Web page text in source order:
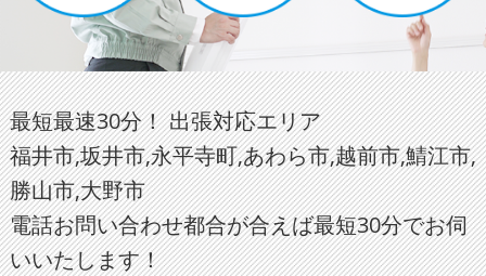
最短最速30分！ 出張対応エリア
福井市,坂井市,永平寺町,あわら市,越前市,鯖江市,
勝山市,大野市
電話お問い合わせ都合が合えば最短30分でお伺
いいたします！